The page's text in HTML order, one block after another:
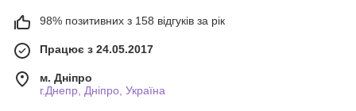
98% позитивних з 158 відгуків за рік
Працює з 24.05.2017
м. Дніпро
г.Днепр, Дніпро, Україна